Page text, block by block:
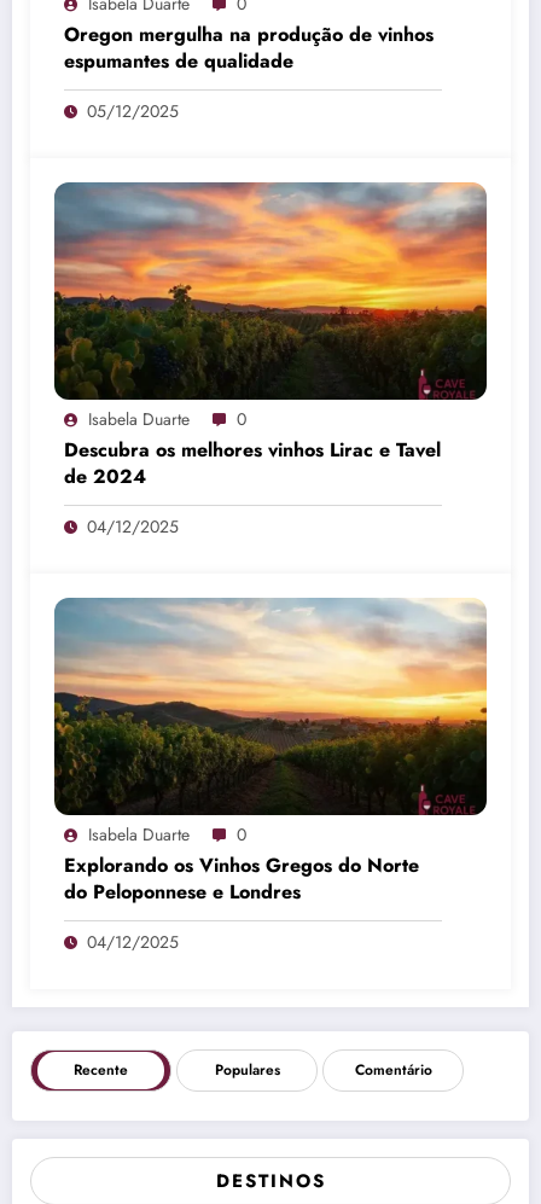
Oregon mergulha na produção de vinhos
espumantes de qualidade
05/12/2025
Isabela Duarte 0
Descubra os melhores vinhos Lirac e Tavel
de 2024
04/12/2025
Isabela Duarte 0
Explorando os Vinhos Gregos do Norte
do Peloponnese e Londres
04/12/2025
Recente Populares Comentário
DESTINOS